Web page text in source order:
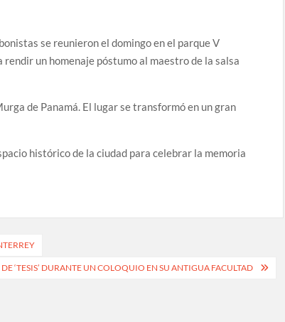
se reunieron el domingo en el parque V
un homenaje póstumo al maestro de la salsa
de Panamá. El lugar se transformó en un gran
histórico de la ciudad para celebrar la memoria
‘TESIS’ DURANTE UN COLOQUIO EN SU ANTIGUA FACULTAD